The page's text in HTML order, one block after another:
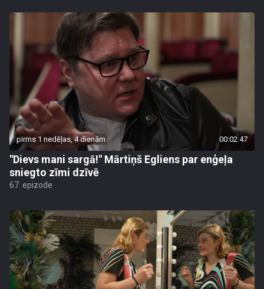
pirms 1 nedēļas, 4 dienām 00:02:47
"Dievs mani sargā!" Mārtiņš Egliens par enģeļa
sniegto zīmi dzīvē
67. epizode